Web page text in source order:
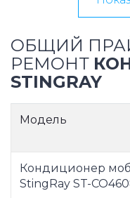
ОБЩИЙ
РЕМОНТ
STINGRAY
Модель
Кондиционер
StingRay ST-